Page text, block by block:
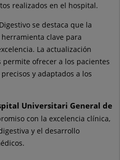
realizados en el hospital.
se destaca que la
clave para
La actualización
ofrecer a los pacientes
y adaptados a los
Universitari General de
con la excelencia clínica,
y el desarrollo